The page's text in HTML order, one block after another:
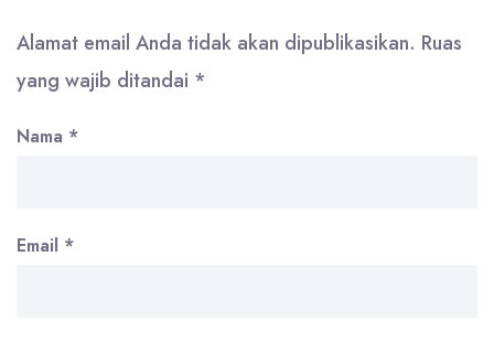
Alamat email Anda tidak akan dipublikasikan. Ruas
yang wajib ditandai *
Nama *
Email *